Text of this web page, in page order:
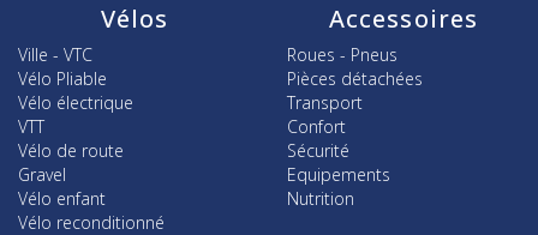
Vélos
Ville - VTC
Vélo Pliable
Vélo électrique
VTT
Vélo de route
Gravel
Vélo enfant
Vélo reconditionné
Accessoires
Roues - Pneus
Pièces détachées
Transport
Confort
Sécurité
Equipements
Nutrition